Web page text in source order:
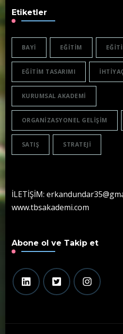
Etiketler
BAYI EĞITIM
EĞITIM TASARIMI
KURUMSAL AKADEMI
ORGANIZASYONEL GELIŞIM
SATIŞ STRATEJI
İLETİŞİM:
www.tbsakademi.com
Abone ol ve Takip et